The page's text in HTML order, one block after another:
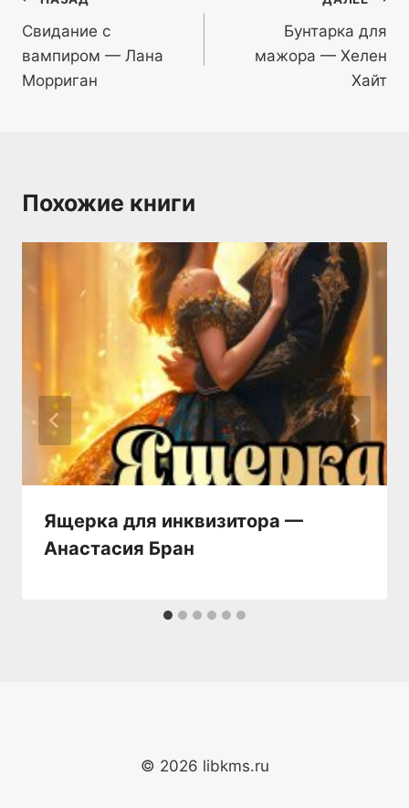
по
записям
Свидание с
вампиром — Лана
Морриган
Бунтарка для
мажора — Хелен
Хайт
Похожие книги
Ящерка для инквизитора —
Анастaсия Бран
© 2026 libkms.ru